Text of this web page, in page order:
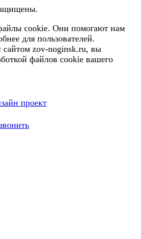
cookie. Они помогают нам
для пользователей.
сайтом zov-noginsk.ru, вы
файлов cookie вашего
проект